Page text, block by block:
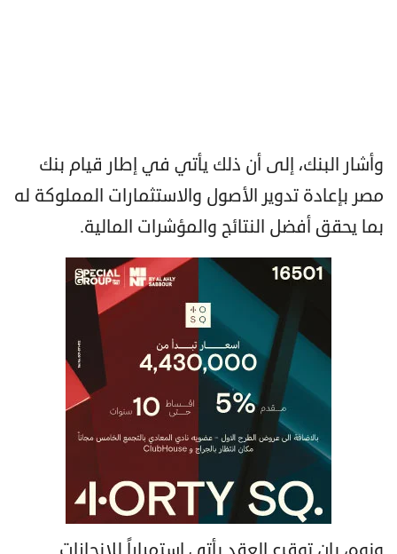
وأشار البنك، إلى أن ذلك يأتي في إطار قيام بنك
مصر بإعادة تدوير الأصول والاستثمارات المملوكة له
بما يحقق أفضل النتائج والمؤشرات المالية.